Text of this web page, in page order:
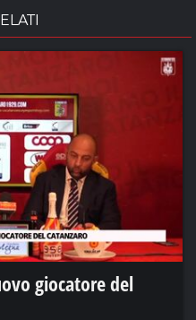
giocatore del